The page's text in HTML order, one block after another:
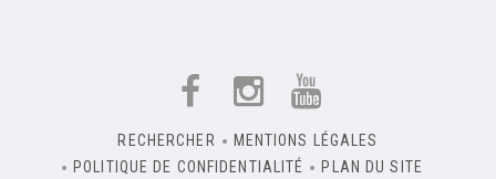
RECHERCHER
MENTIONS LÉGALES
POLITIQUE DE CONFIDENTIALITÉ
PLAN DU SITE